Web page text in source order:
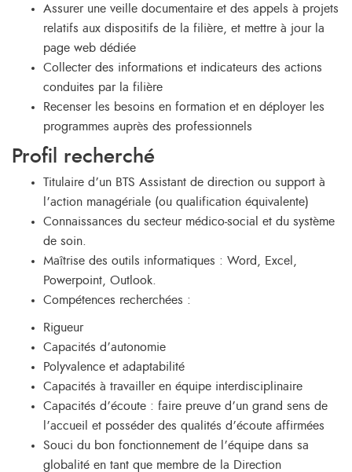
Assurer une veille documentaire et des appels à projets
relatifs aux dispositifs de la filière, et mettre à jour la
page web dédiée
Collecter des informations et indicateurs des actions
conduites par la filière
Recenser les besoins en formation et en déployer les
programmes auprès des professionnels
Profil recherché
Titulaire d’un BTS Assistant de direction ou support à
l’action managériale (ou qualification équivalente)
Connaissances du secteur médico-social et du système
de soin.
Maîtrise des outils informatiques : Word, Excel,
Powerpoint, Outlook.
Compétences recherchées :
Rigueur
Capacités d’autonomie
Polyvalence et adaptabilité
Capacités à travailler en équipe interdisciplinaire
Capacités d’écoute : faire preuve d’un grand sens de
l’accueil et posséder des qualités d’écoute affirmées
Souci du bon fonctionnement de l’équipe dans sa
globalité en tant que membre de la Direction